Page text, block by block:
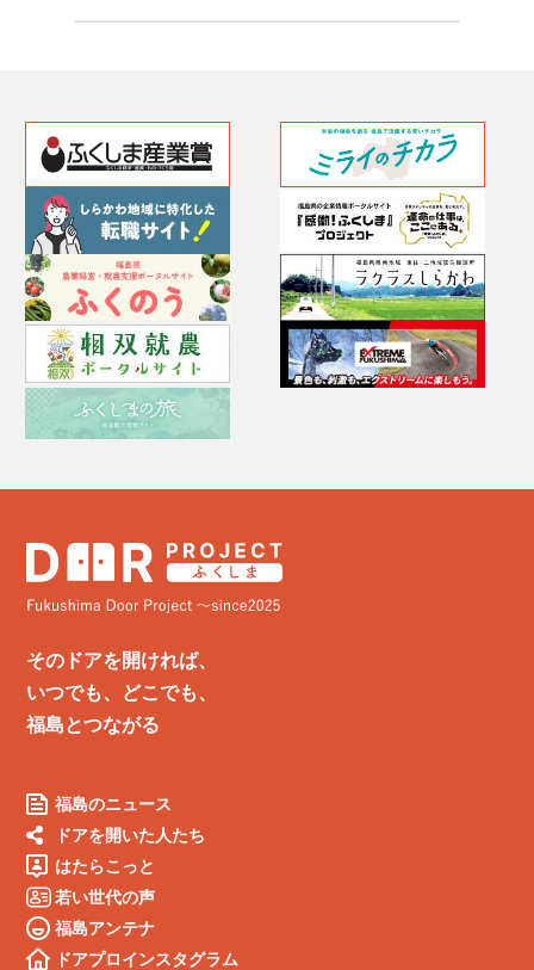
そのドアを開ければ、
いつでも、どこでも、
福島とつながる
福島のニュース
ドアを開いた人たち
はたらこっと
若い世代の声
福島アンテナ
ドアプロインスタグラム